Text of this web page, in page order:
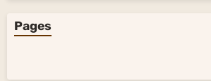
Pages